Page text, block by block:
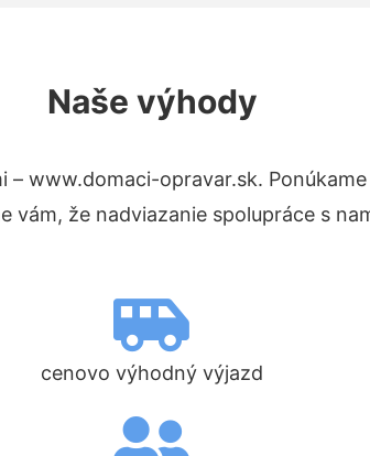
Naše výhody
– www.domaci-opravar.sk.
vám, že nadviazanie spolupráce s
cenovo výhodný výjazd